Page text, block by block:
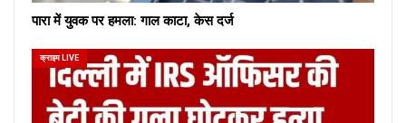
पारा में युवक पर हमला: गाल काटा, केस दर्ज
क्राइम LIVE